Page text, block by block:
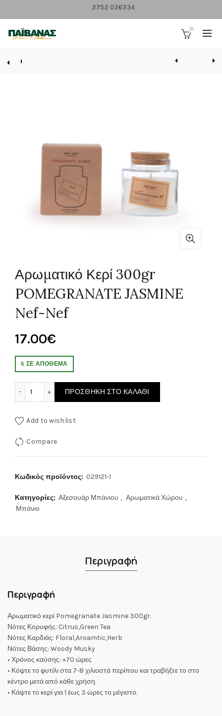
2752 026334
0
Αρωματικό Κερί 300gr
POMEGRANATE JASMINE
Nef-Nef
17.00€
5 ΣΕ ΑΠΌΘΕΜΑ
ΠΡΟΣΘΉΚΗ ΣΤΟ ΚΑΛΆΘΙ
Add to wishlist
Compare
Κωδικός προϊόντος: 029121-1
Κατηγορίες: Αξεσουάρ Μπάνιου , Αρωματικά Χώρου ,
Μπάνιο
Περιγραφή
Περιγραφή
Αρωματικό κερί Pomegranate Jasmine 300gr.
Νότες Κορυφής: Citrus,Green Tea
Νότες Καρδιάς: Floral,Aroamtic,Herb
Νότες Βάσης: Woody Musky
• Χρόνος καύσης: +70 ώρες
• Κόψτε το φυτίλι στα 7-8 χιλιοστά περίπου και τραβήξτε το στο
κέντρο μετά από κάθε χρήση.
• Κάψτε το κερί για 1 έως 3 ώρες το μέγιστο.